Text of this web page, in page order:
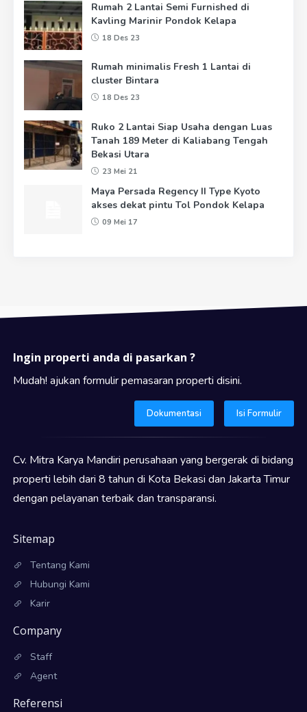
Rumah 2 Lantai Semi Furnished di
Kavling Marinir Pondok Kelapa
18 Des 23
Rumah minimalis Fresh 1 Lantai di
cluster Bintara
18 Des 23
Ruko 2 Lantai Siap Usaha dengan Luas
Tanah 189 Meter di Kaliabang Tengah
Bekasi Utara
23 Mei 21
Maya Persada Regency II Type Kyoto
akses dekat pintu Tol Pondok Kelapa
09 Mei 17
Ingin properti anda di pasarkan ?
Mudah! ajukan formulir pemasaran properti disini.
Dokumentasi Isi Formulir
Cv. Mitra Karya Mandiri perusahaan yang bergerak di bidang
properti lebih dari 8 tahun di Kota Bekasi dan Jakarta Timur
dengan pelayanan terbaik dan transparansi.
Sitemap
Tentang Kami
Hubungi Kami
Karir
Company
Staff
Agent
Referensi